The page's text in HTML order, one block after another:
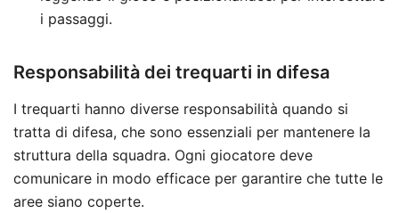
i passaggi.
Responsabilità dei trequarti in difesa
I trequarti hanno diverse responsabilità quando si
tratta di difesa, che sono essenziali per mantenere la
struttura della squadra. Ogni giocatore deve
comunicare in modo efficace per garantire che tutte le
aree siano coperte.